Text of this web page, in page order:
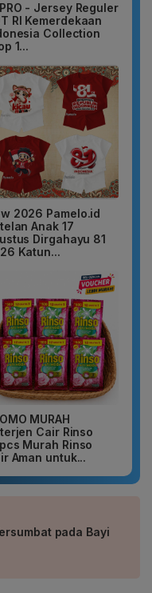
- Jersey Reguler
RI Kemerdekaan
Collection
1...
2026 Pamelo.id
Anak 17
Dirgahayu 81
Katun...
MURAH
Cair Rinso
Murah Rinso
Aman untuk...
pada Bayi